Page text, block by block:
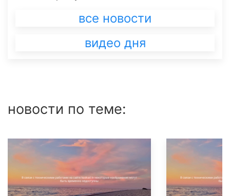
все новости
видео дня
новости по теме: